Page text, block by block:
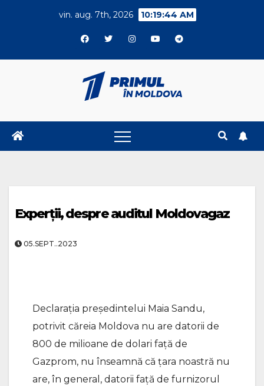
vin. aug. 7th, 2026 10:19:44 AM
Experții, despre auditul Moldovagaz
05.SEPT..2023
Declarația președintelui Maia Sandu,
potrivit căreia Moldova nu are datorii de
800 de milioane de dolari față de
Gazprom, nu înseamnă că țara noastră nu
are, în general, datorii față de furnizorul